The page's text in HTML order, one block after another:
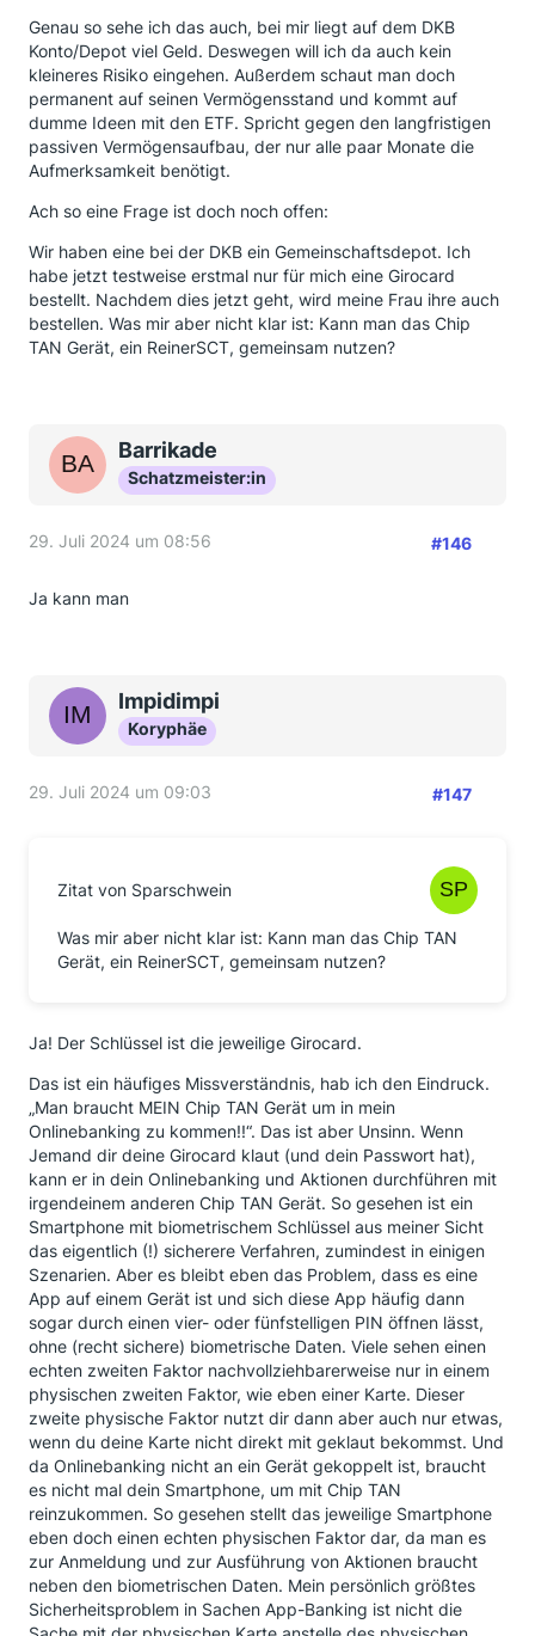
Genau so sehe ich das auch, bei mir liegt auf dem DKB
Konto/Depot viel Geld. Deswegen will ich da auch kein
kleineres Risiko eingehen. Außerdem schaut man doch
permanent auf seinen Vermögensstand und kommt auf
dumme Ideen mit den ETF. Spricht gegen den langfristigen
passiven Vermögensaufbau, der nur alle paar Monate die
Aufmerksamkeit benötigt.
Ach so eine Frage ist doch noch offen:
Wir haben eine bei der DKB ein Gemeinschaftsdepot. Ich
habe jetzt testweise erstmal nur für mich eine Girocard
bestellt. Nachdem dies jetzt geht, wird meine Frau ihre auch
bestellen. Was mir aber nicht klar ist: Kann man das Chip
TAN Gerät, ein ReinerSCT, gemeinsam nutzen?
Barrikade
Schatzmeister:in
29. Juli 2024 um 08:56 #146
Ja kann man
Impidimpi
Koryphäe
29. Juli 2024 um 09:03 #147
Zitat von Sparschwein
Was mir aber nicht klar ist: Kann man das Chip TAN
Gerät, ein ReinerSCT, gemeinsam nutzen?
Ja! Der Schlüssel ist die jeweilige Girocard.
Das ist ein häufiges Missverständnis, hab ich den Eindruck.
„Man braucht MEIN Chip TAN Gerät um in mein
Onlinebanking zu kommen!!“. Das ist aber Unsinn. Wenn
Jemand dir deine Girocard klaut (und dein Passwort hat),
kann er in dein Onlinebanking und Aktionen durchführen mit
irgendeinem anderen Chip TAN Gerät. So gesehen ist ein
Smartphone mit biometrischem Schlüssel aus meiner Sicht
das eigentlich (!) sicherere Verfahren, zumindest in einigen
Szenarien. Aber es bleibt eben das Problem, dass es eine
App auf einem Gerät ist und sich diese App häufig dann
sogar durch einen vier- oder fünfstelligen PIN öffnen lässt,
ohne (recht sichere) biometrische Daten. Viele sehen einen
echten zweiten Faktor nachvollziehbarerweise nur in einem
physischen zweiten Faktor, wie eben einer Karte. Dieser
zweite physische Faktor nutzt dir dann aber auch nur etwas,
wenn du deine Karte nicht direkt mit geklaut bekommst. Und
da Onlinebanking nicht an ein Gerät gekoppelt ist, braucht
es nicht mal dein Smartphone, um mit Chip TAN
reinzukommen. So gesehen stellt das jeweilige Smartphone
eben doch einen echten physischen Faktor dar, da man es
zur Anmeldung und zur Ausführung von Aktionen braucht
neben den biometrischen Daten. Mein persönlich größtes
Sicherheitsproblem in Sachen App-Banking ist nicht die